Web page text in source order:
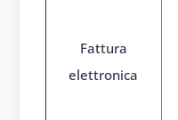
Fattura
elettronica